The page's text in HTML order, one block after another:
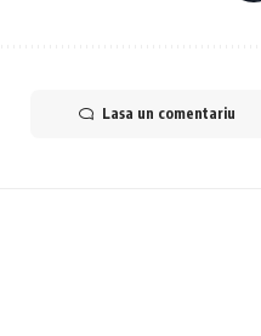
Lasa un comentariu